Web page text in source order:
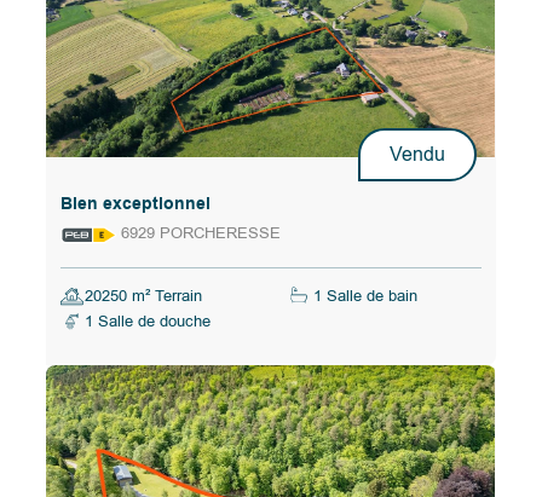
Vendu
Bien exceptionnel
6929 PORCHERESSE
20250 m² Terrain
1 Salle de bain
1 Salle de douche